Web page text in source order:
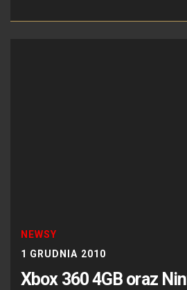
NEWSY
1 GRUDNIA 2010
Xbox 360 4GB oraz